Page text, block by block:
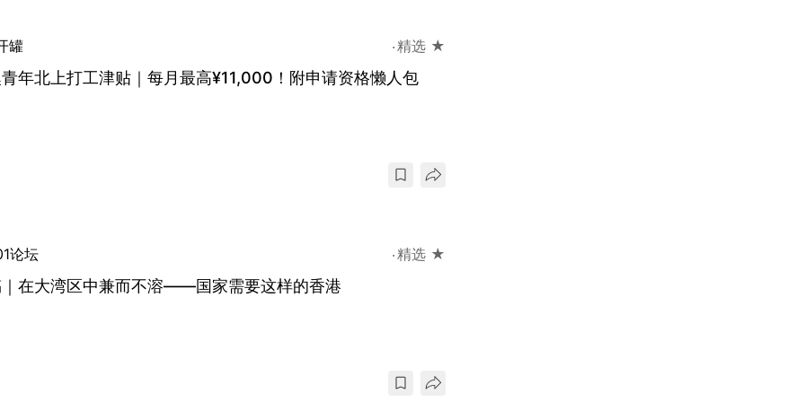
罐 精选 ★
年北上打工津贴｜每月最高¥11,000！附申请资格懒人包
论坛 精选 ★
在大湾区中兼而不溶——国家需要这样的香港